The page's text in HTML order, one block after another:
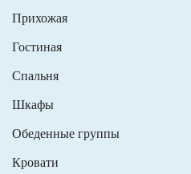
Прихожая
Гостиная
Спальня
Шкафы
Обеденные группы
Кровати